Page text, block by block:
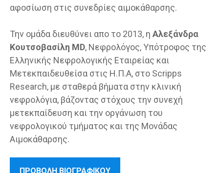
αφοσίωση στις συνεδρίες αιμοκάθαρσης.
Την ομάδα διευθύνει απο το 2013, η Αλεξάνδρα
Κουτσοβασίλη MD, Νεφρολόγος, Υπότροφος της
Ελληνικής Νεφρολογικής Εταιρείας και
Μετεκπαιδευθείσα στις Η.Π.Α, στο Scripps
Research, με σταθερά βήματα στην κλινική
νεφρολόγια, βάζοντας στόχους την συνεχή
μετεκπαίδευση και την οργάνωση του
νεφρολογικού τμήματος και της Μονάδας
Αιμοκάθαρσης.
ΠΡΟΒΟΛΗ ΒΙΟΓΡΑΦΙΚΟΥ